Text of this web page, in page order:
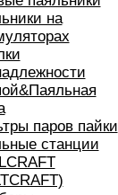
на
паров пайки
станции